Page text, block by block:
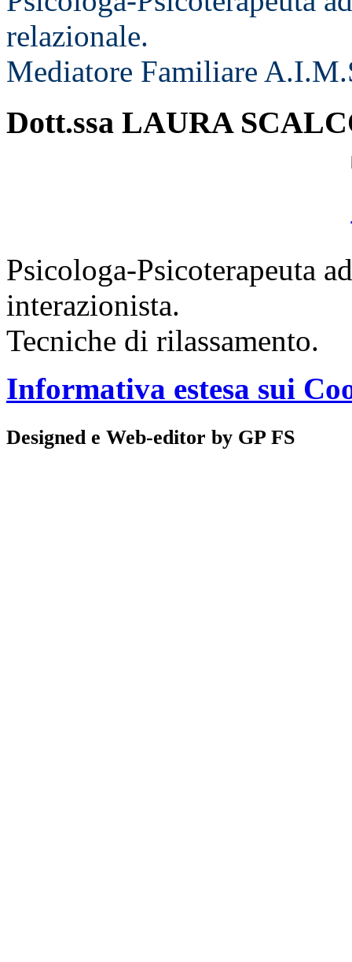
relazionale.
Mediatore Familiare
Dott.ssa LAURA
Psicologa-Psicoterapeuta
interazionista.
Tecniche di rilassamento.
Informativa estesa sui
Designed e Web-editor by GP FS